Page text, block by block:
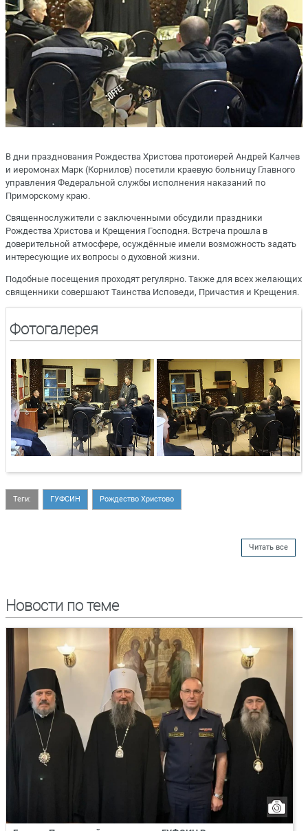
В дни празднования Рождества Христова протоиерей Андрей Калчев
и иеромонах Марк (Корнилов) посетили краевую больницу Главного
управления Федеральной службы исполнения наказаний по
Приморскому краю.
Священнослужители с заключенными обсудили праздники
Рождества Христова и Крещения Господня. Встреча прошла в
доверительной атмосфере, осуждённые имели возможность задать
интересующие их вопросы о духовной жизни.
Подобные посещения проходят регулярно. Также для всех желающих
священники совершают Таинства Исповеди, Причастия и Крещения.
Фотогалерея
Теги: ГУФСИН Рождество Христово
Читать все
Новости по теме